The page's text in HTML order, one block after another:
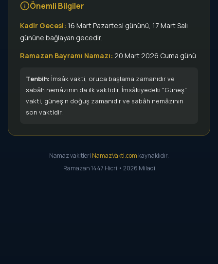
Önemli Bilgiler
Kadir Gecesi: 16 Mart Pazartesi gününü, 17 Mart Salı
gününe bağlayan gecedir.
Ramazan Bayramı Namazı: 20 Mart 2026 Cuma günü
Tenbih: İmsâk vakti, oruca başlama zamanıdır ve
sabâh nemâzının da ilk vaktidir. İmsâkiyedeki "Güneş"
vakti, güneşin doğuş zamanıdır ve sabâh nemâzının
son vaktidir.
Namaz vakitleri NamazVakti.com kaynaklıdır.
Ramazan 1447 Hicri • 2026 Miladi